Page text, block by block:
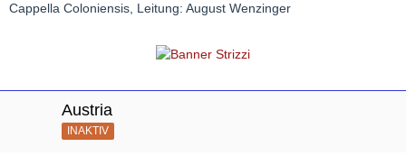
Cappella Coloniensis, Leitung: August Wenzinger
Austria
INAKTIV